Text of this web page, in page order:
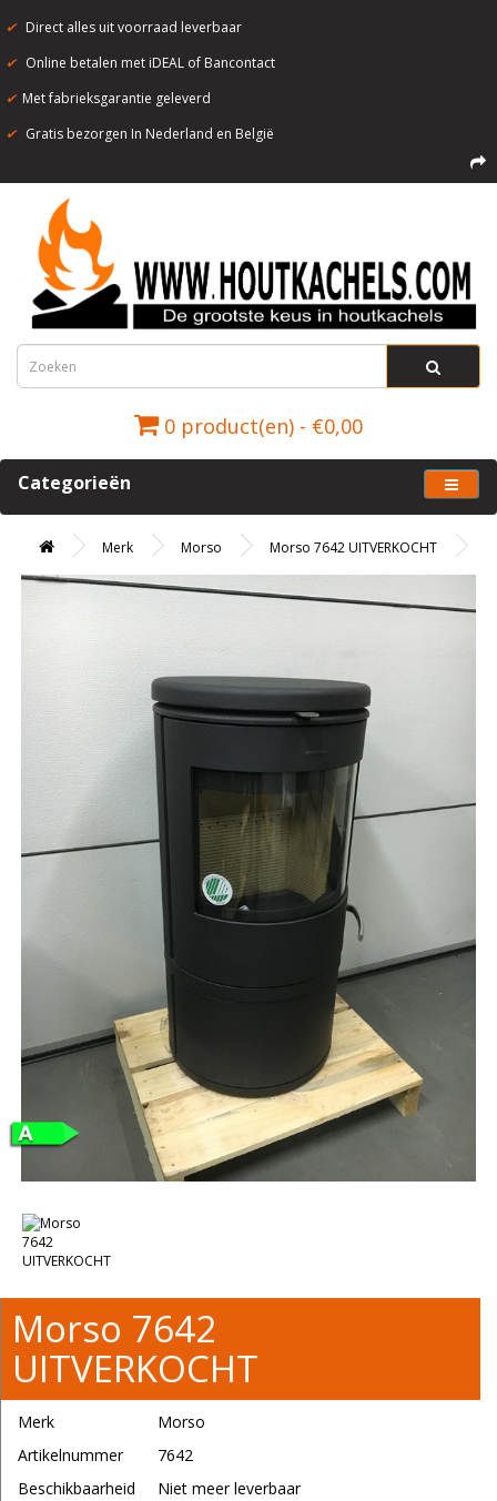
✔ Direct alles uit voorraad leverbaar
✔ Online betalen met iDEAL of Bancontact
✔ Met fabrieksgarantie geleverd
✔ Gratis bezorgen In Nederland en België
0 product(en) - €0,00
Categorieën
Merk Morso Morso 7642 UITVERKOCHT
Morso 7642
UITVERKOCHT
Merk
Morso
Artikelnummer
7642
Beschikbaarheid
Niet meer leverbaar